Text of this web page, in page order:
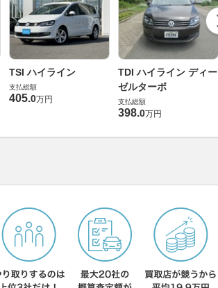
TSI ハイライン
支払総額
405.0万円
TDI ハイライン ディー
ゼルターボ
支払総額
398.0万円